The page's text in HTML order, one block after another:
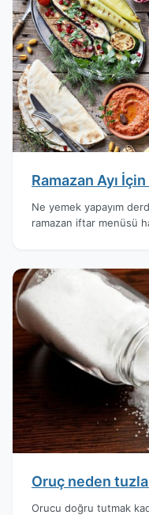
Ramazan Ayı
Ne yemek yapayım
ramazan iftar menüsü
Oruç neden tuzla
Orucu doğru tutmak